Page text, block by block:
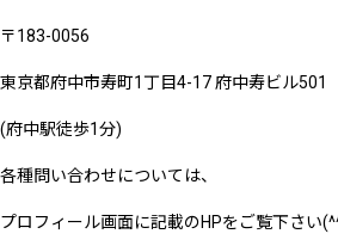
〒183-0056
東京都府中市寿町1丁目4-17 府中寿ビル501
(府中駅徒歩1分)
各種問い合わせについては、
プロフィール画面に記載のHPをご覧下さい